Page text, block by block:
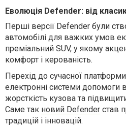
Еволюція Defender: від
Перші версії Defender були
автомобілі для важких умов
преміальний SUV, у якому
комфорт і керованість.
Перехід до сучасної
електронні системи допомоги
жорсткість кузова та
Саме так новий Defender став
традицій і інновацій.